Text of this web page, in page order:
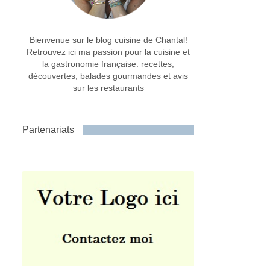
Bienvenue sur le blog cuisine de Chantal!
Retrouvez ici ma passion pour la cuisine et
la gastronomie française: recettes,
découvertes, balades gourmandes et avis
sur les restaurants
Partenariats